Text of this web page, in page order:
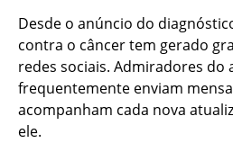
Desde o anúncio do
contra o câncer tem gerado
redes sociais. Admiradores do
frequentemente enviam
acompanham cada nova
ele.